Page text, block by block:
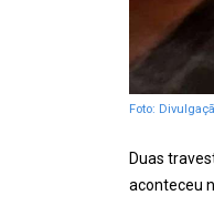
Foto:
Duas
aconteceu